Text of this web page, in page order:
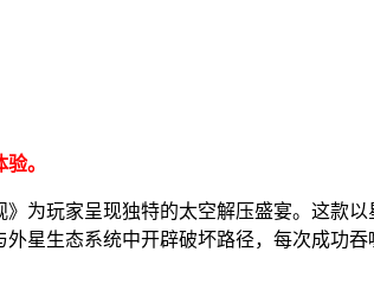
。
为玩家呈现独特的太空解压盛宴。这款
星生态系统中开辟破坏路径，每次成功吞